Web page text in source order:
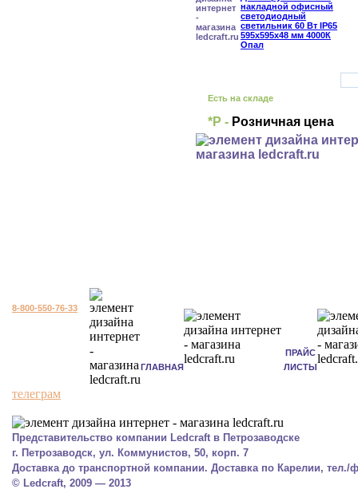
Есть на складе
*Р - Розничная цена
8-800-550-76-33
ГЛАВНАЯ
ПРАЙС
ЛИСТЫ
телеграм
Представительство компании Ledcraft в Петрозаводске
г. Петрозаводск, ул. Коммунистов, 50, корп. 7
Доставка до транспортной компании. Доставка по Карелии, тел./
© Ledcraft, 2009 — 2013